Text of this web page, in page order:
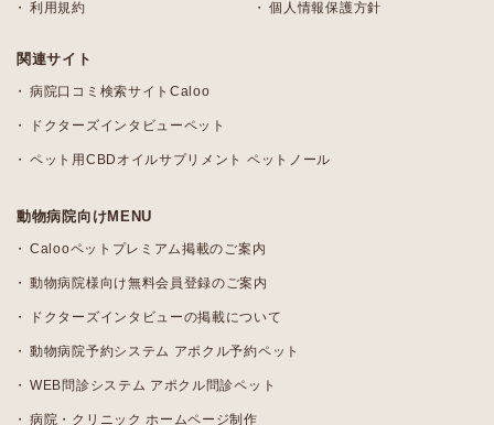
利用規約 個人情報保護方針
関連サイト
病院口コミ検索サイトCaloo
ドクターズインタビューペット
ペット用CBDオイルサプリメント ペットノール
動物病院向けMENU
Calooペットプレミアム掲載のご案内
動物病院様向け無料会員登録のご案内
ドクターズインタビューの掲載について
動物病院予約システム アポクル予約ペット
WEB問診システム アポクル問診ペット
病院・クリニック ホームページ制作